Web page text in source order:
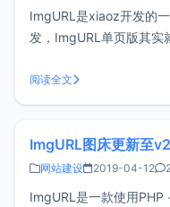
ImgURL是xiaoz开发的
发，ImgURL单页版其实
也可以把页面上传到站
访问master.zip 下载最
阅读全文
ImgURL图床更新至
网站建设 2019-04-12
ImgURL是一款使用